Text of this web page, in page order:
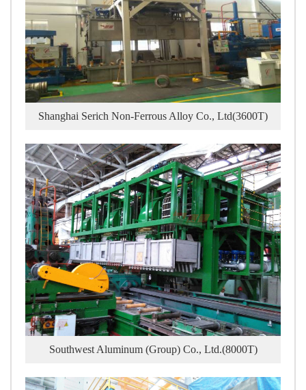
Shanghai Serich Non-Ferrous Alloy Co., Ltd(3600T)
Southwest Aluminum (Group) Co., Ltd.(8000T)